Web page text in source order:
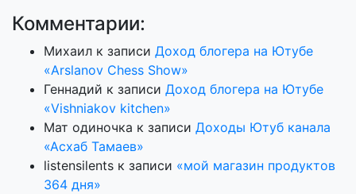
Комментарии:
Михаил к записи Доход блогера на Ютубе
«Arslanov Chess Show»
Геннадий к записи Доход блогера на Ютубе
«Vishniakov kitchen»
Мат одиночка к записи Доходы Ютуб канала
«Асхаб Тамаев»
listensilents к записи «мой магазин продуктов
364 дня»